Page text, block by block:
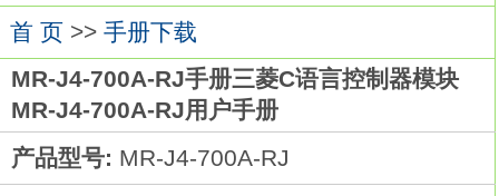
首 页>> 手册下载
MR-J4-700A-RJ手册三菱C语言控制器模块
MR-J4-700A-RJ用户手册
产品型号: MR-J4-700A-RJ